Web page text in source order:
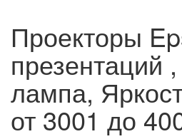
Проекторы
презентаций
лампа,
от 3001 до